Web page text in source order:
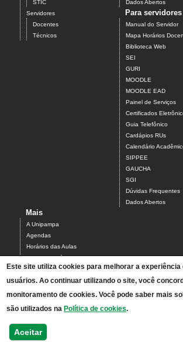
STIC
Servidores
Docentes
Técnicos
Dados Abertos
Para servidores
Manual do Servidor
Mapa Horários
Biblioteca Web
SEI
GURI
MOODLE
MOODLE EAD
Painel de Serviços
Certificados
Guia Telefônico
Cardápios RUs
Calendário
SIPPEE
GAUCHA
SGI
Dúvidas Frequentes
Dados Abertos
Mais
A Unipampa
Agendas
Horários das Aulas
Centro Acadêmico do Campus Alegrete
Estrutura Organizacional
PDI 2019-2023
Orientações de segurança
Acesso ao Antigo Portal
Relatórios de Gestão e Planejamento
Bolsistas - processos seletivos
Este site utiliza cookies para melhorar a experiência
usuários. Ao continuar utilizando o site, você
monitoramento de cookies. Você pode saber mais
são utilizados na Política de cookies.
Aceitar